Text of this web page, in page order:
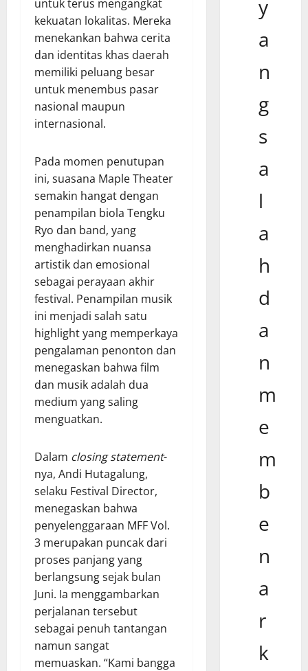
untuk terus mengangkat
kekuatan lokalitas. Mereka
menekankan bahwa cerita
dan identitas khas daerah
memiliki peluang besar
untuk menembus pasar
nasional maupun
internasional.
Pada momen penutupan
ini, suasana Maple Theater
semakin hangat dengan
penampilan biola Tengku
Ryo dan band, yang
menghadirkan nuansa
artistik dan emosional
sebagai perayaan akhir
festival. Penampilan musik
ini menjadi salah satu
highlight yang memperkaya
pengalaman penonton dan
menegaskan bahwa film
dan musik adalah dua
medium yang saling
menguatkan.
Dalam closing statement-
nya, Andi Hutagalung,
selaku Festival Director,
menegaskan bahwa
penyelenggaraan MFF Vol.
3 merupakan puncak dari
proses panjang yang
berlangsung sejak bulan
Juni. Ia menggambarkan
perjalanan tersebut
sebagai penuh tantangan
namun sangat
memuaskan. “Kami bangga
y
a
n
g
s
a
l
a
h
d
a
n
m
e
m
b
e
n
a
r
k